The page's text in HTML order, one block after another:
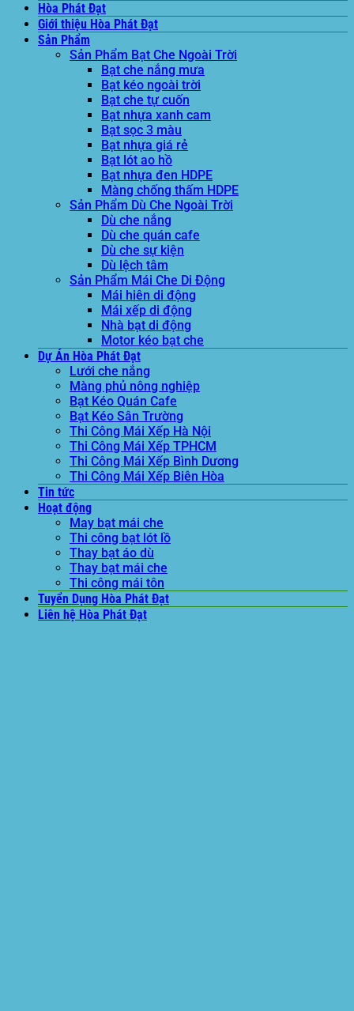
Hòa Phát Đạt
Giới thiệu Hòa Phát Đạt
Sản Phẩm
Sản Phẩm Bạt Che Ngoài Trời
Bạt che nắng mưa
Bạt kéo ngoài trời
Bạt che tự cuốn
Bạt nhựa xanh cam
Bạt sọc 3 màu
Bạt nhựa giá rẻ
Bạt lót ao hồ
Bạt nhựa đen HDPE
Màng chống thấm HDPE
Sản Phẩm Dù Che Ngoài Trời
Dù che nắng
Dù che quán cafe
Dù che sự kiện
Dù lệch tâm
Sản Phẩm Mái Che Di Động
Mái hiên di động
Mái xếp di động
Nhà bạt di động
Motor kéo bạt che
Dự Án Hòa Phát Đạt
Lưới che nắng
Màng phủ nông nghiệp
Bạt Kéo Quán Cafe
Bạt Kéo Sân Trường
Thi Công Mái Xếp Hà Nội
Thi Công Mái Xếp TPHCM
Thi Công Mái Xếp Bình Dương
Thi Công Mái Xếp Biên Hòa
Tin tức
Hoạt động
May bạt mái che
Thi công bạt lót lồ
Thay bạt áo dù
Thay bạt mái che
Thi công mái tôn
Tuyển Dụng Hòa Phát Đạt
Liên hệ Hòa Phát Đạt